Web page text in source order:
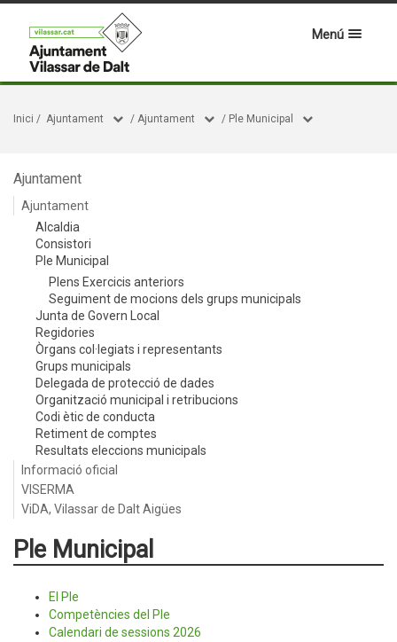
Menú
Inici / Ajuntament / Ajuntament / Ple Municipal
Ajuntament
Ajuntament
Alcaldia
Consistori
Ple Municipal
Plens Exercicis anteriors
Seguiment de mocions dels grups municipals
Junta de Govern Local
Regidories
Òrgans col·legiats i representants
Grups municipals
Delegada de protecció de dades
Organització municipal i retribucions
Codi ètic de conducta
Retiment de comptes
Resultats eleccions municipals
Informació oficial
VISERMA
ViDA, Vilassar de Dalt Aigües
Ple Municipal
El Ple
Competències del Ple
Calendari de sessions 2026